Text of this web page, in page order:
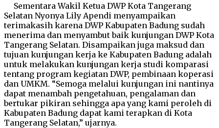
Sementara Wakil Ketua DWP Kota Tangerang
Selatan Nyonya Lily Apendi menyampaikan
terimakasih karena DWP Kabupaten Badung sudah
menerima dan menyambut baik kunjungan DWP Kota
Tangerang Selatan. Disampaikan juga maksud dan
tujuan kunjungan kerja ke Kabupaten Badung adalah
untuk melakukan kunjungan kerja studi komparasi
tentang program kegiatan DWP, pembinaan koperasi
dan UMKM. “Semoga melalui kunjungan ini nantinya
dapat menambah pengetahuan, pengalaman dan
bertukar pikiran sehingga apa yang kami peroleh di
Kabupaten Badung dapat kami terapkan di Kota
Tangerang Selatan,” ujarnya.